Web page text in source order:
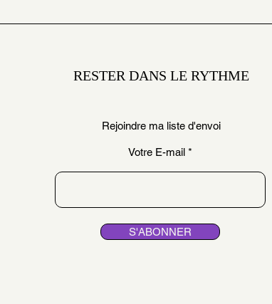
RESTER DANS LE RYTHME
Rejoindre ma liste d'envoi
Votre E-mail
S'ABONNER